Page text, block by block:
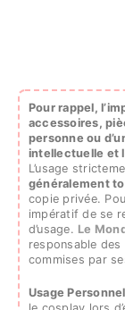
Pour rappel,
accessoires,
personne ou
intellectuelle et
L’usage
généralement
copie privée.
impératif de se
d’usage. Le
responsable
commises par
Usage